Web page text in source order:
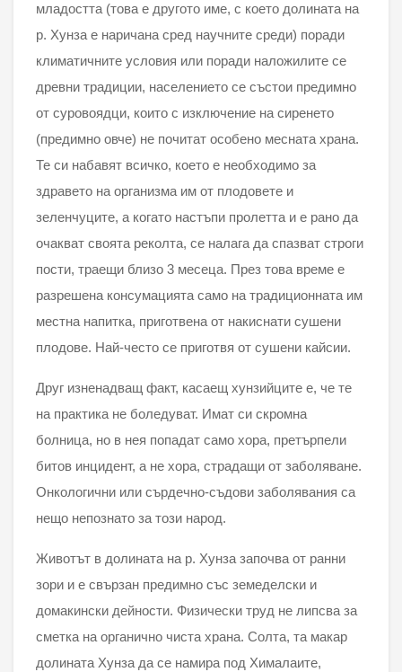
младостта (това е другото име, с което долината на
р. Хунза е наричана сред научните среди) поради
климатичните условия или поради наложилите се
древни традиции, населението се състои предимно
от суровоядци, които с изключение на сиренето
(предимно овче) не почитат особено месната храна.
Те си набавят всичко, което е необходимо за
здравето на организма им от плодовете и
зеленчуците, а когато настъпи пролетта и е рано да
очакват своята реколта, се налага да спазват строги
пости, траещи близо 3 месеца. През това време е
разрешена консумацията само на традиционната им
местна напитка, приготвена от накиснати сушени
плодове. Най-често се приготвя от сушени кайсии.
Друг изненадващ факт, касаещ хунзийците е, че те
на практика не боледуват. Имат си скромна
болница, но в нея попадат само хора, претърпели
битов инцидент, а не хора, страдащи от заболяване.
Онкологични или сърдечно-съдови заболявания са
нещо непознато за този народ.
Животът в долината на р. Хунза започва от ранни
зори и е свързан предимно със земеделски и
домакински дейности. Физически труд не липсва за
сметка на органично чиста храна. Солта, та макар
долината Хунза да се намира под Хималаите,